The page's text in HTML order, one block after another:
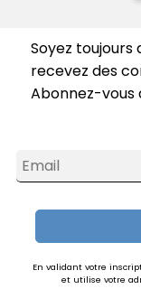
Soyez toujours
recevez des
Abonnez-
Email
En validant votre
et utilise votre